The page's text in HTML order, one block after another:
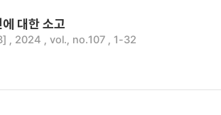
대한 소고
, 2024 , vol., no.107 , 1-32